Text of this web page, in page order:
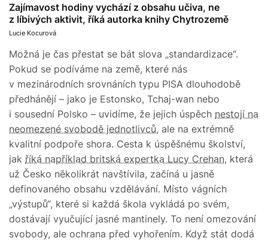
Zajímavost hodiny vychází z obsahu učiva, ne
z líbivých aktivit, říká autorka knihy Chytrozemě
Lucie Kocurová
Možná je čas přestat se bát slova „standardizace“.
Pokud se podíváme na země, které nás
v mezinárodních srovnáních typu PISA dlouhodobě
předhánějí – jako je Estonsko, Tchaj-wan nebo
i sousední Polsko – uvidíme, že jejich úspěch nestojí na
neomezené svobodě jednotlivců, ale na extrémně
kvalitní podpoře shora. Cesta k úspěšnému školství,
jak říká například britská expertka Lucy Crehan, která
už Česko několikrát navštívila, začíná u jasně
definovaného obsahu vzdělávání. Místo vágních
„výstupů“, které si každá škola vykládá po svém,
dostávají vyučující jasné mantinely. To není omezování
svobody, ale ochrana před vyhořením. Když stát dodá